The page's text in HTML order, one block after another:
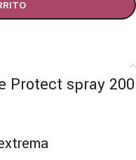
Protect spray 200